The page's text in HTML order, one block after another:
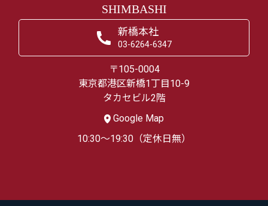
SHIMBASHI
新橋本社
03-6264-6347
〒105-0004
東京都港区新橋1丁目10-9
タカセビル2階
Google Map
10:30～19:30（定休日無）